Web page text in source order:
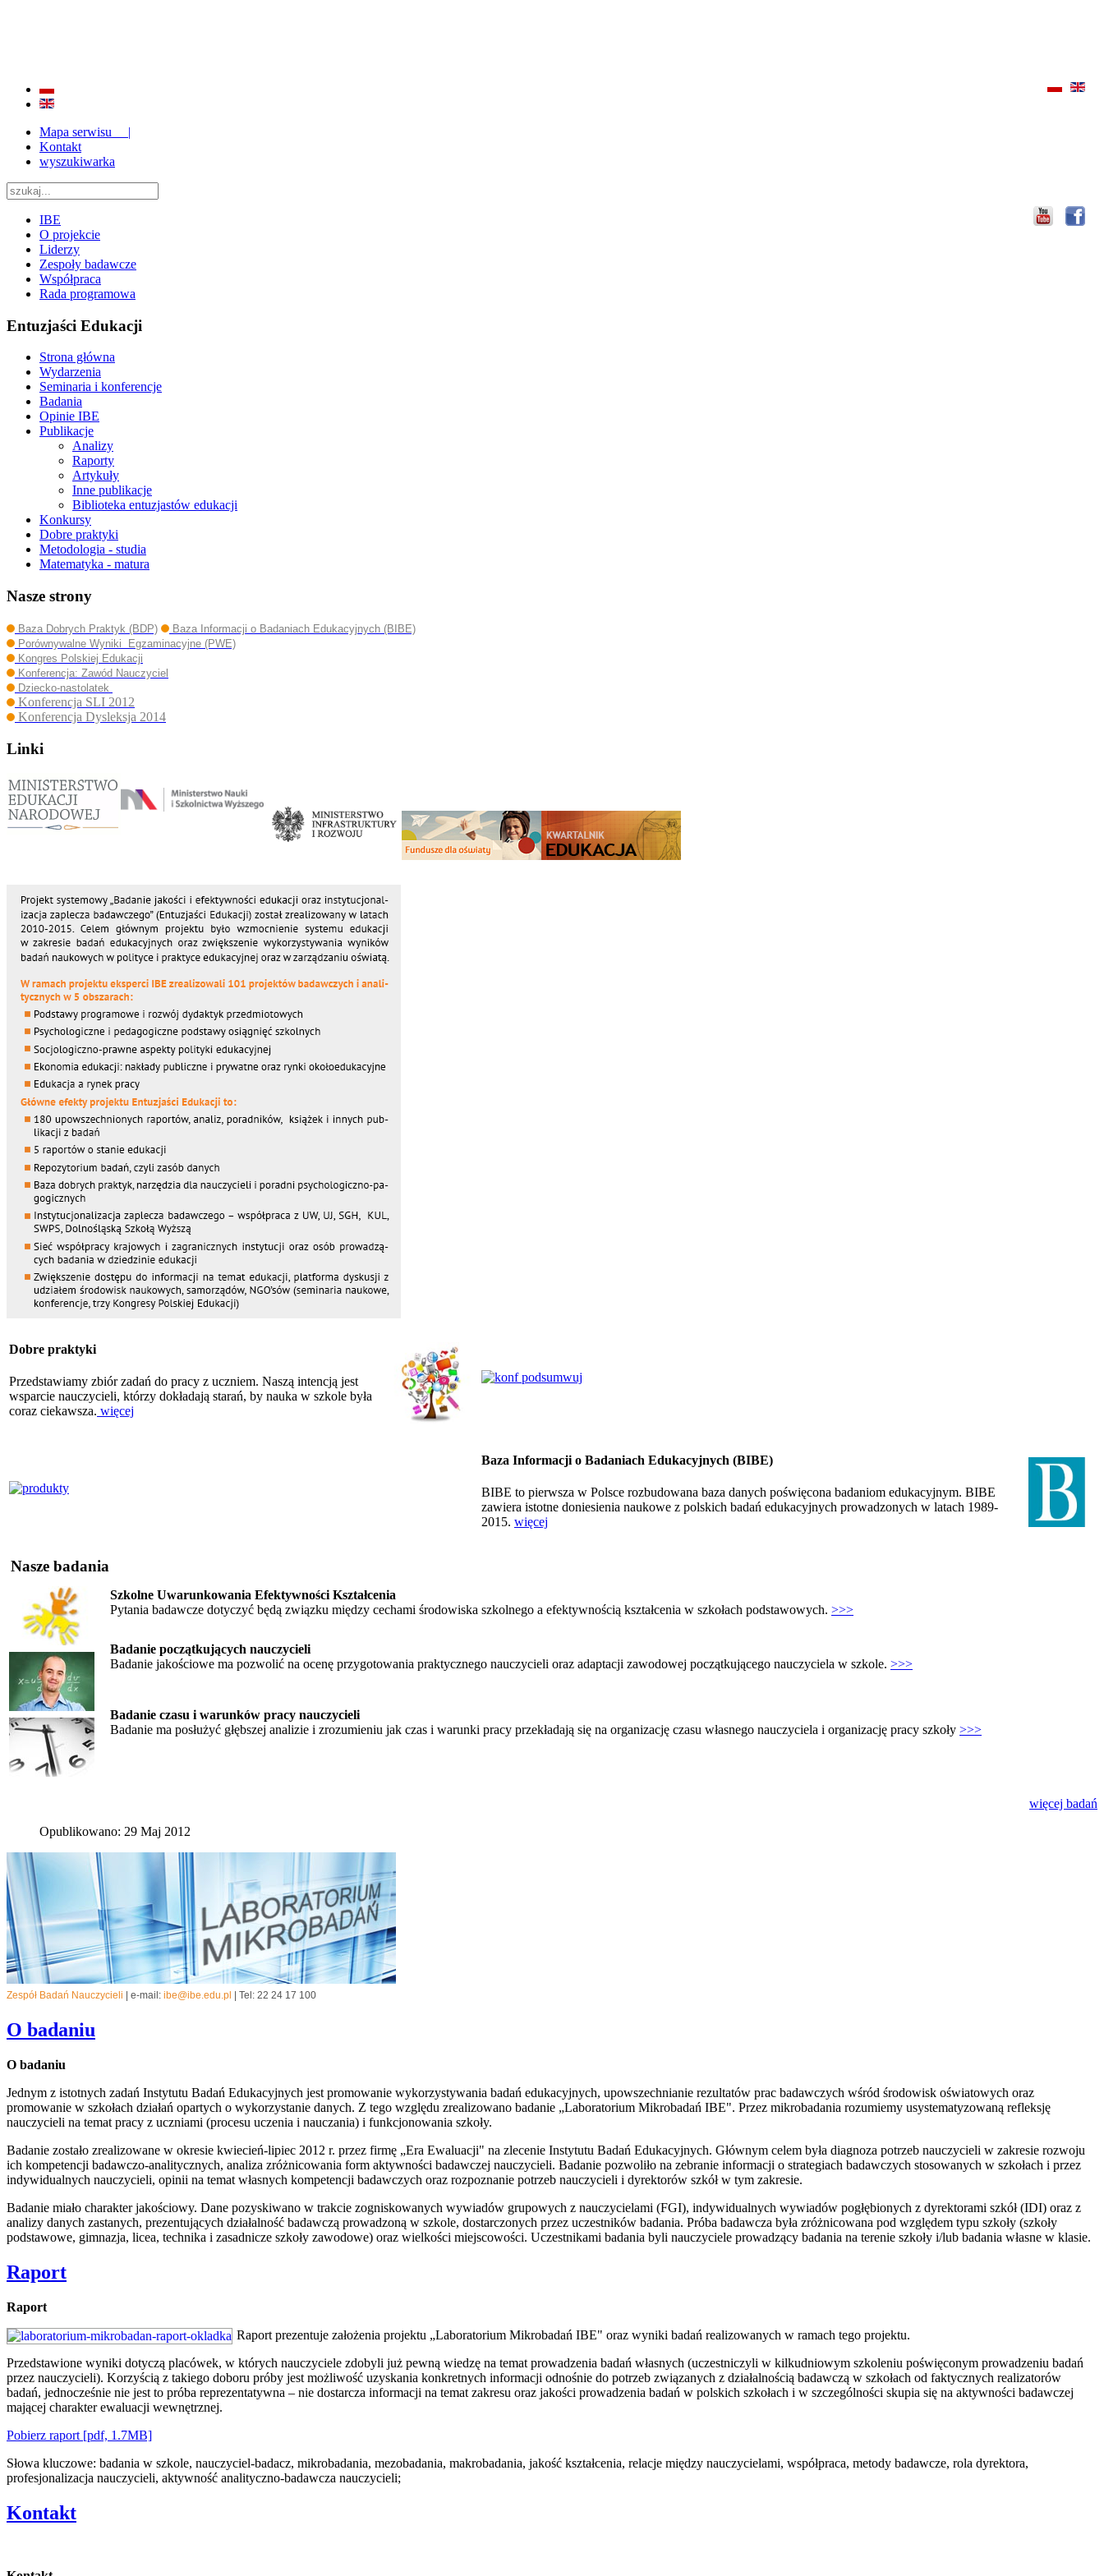
Mapa serwisu |
Kontakt
wyszukiwarka
IBE
O projekcie
Liderzy
Zespoły badawcze
Współpraca
Rada programowa
Entuzjaści Edukacji
Strona główna
Wydarzenia
Seminaria i konferencje
Badania
Opinie IBE
Publikacje
Analizy
Raporty
Artykuły
Inne publikacje
Biblioteka entuzjastów edukacji
Konkursy
Dobre praktyki
Metodologia - studia
Matematyka - matura
Nasze strony
Baza Dobrych Praktyk (BDP)
Baza Informacji o Badaniach Edukacyjnych (BIBE)
Porównywalne Wyniki Egzaminacyjne (PWE)
Kongres Polskiej Edukacji
Konferencja: Zawód Nauczyciel
Dziecko-nastolatek
Konferencja SLI 2012
Konferencja Dysleksja 2014
Linki
Dobre praktyki
Przedstawiamy zbiór zadań do pracy z uczniem. Naszą intencją jest
wsparcie nauczycieli, którzy dokładają starań, by nauka w szkole była
coraz ciekawsza. więcej
Baza Informacji o Badaniach Edukacyjnych (BIBE)
BIBE to pierwsza w Polsce rozbudowana baza danych poświęcona badaniom edukacyjnym. BIBE
zawiera istotne doniesienia naukowe z polskich badań edukacyjnych prowadzonych w latach 1989-
2015. więcej
Nasze badania
Szkolne Uwarunkowania Efektywności Kształcenia
Pytania badawcze dotyczyć będą związku między cechami środowiska szkolnego a efektywnością kształcenia w szkołach podstawowych. >>>
Badanie początkujących nauczycieli
Badanie jakościowe ma pozwolić na ocenę przygotowania praktycznego nauczycieli oraz adaptacji zawodowej początkującego nauczyciela w szkole. >>>
Badanie czasu i warunków pracy nauczycieli
Badanie ma posłużyć głębszej analizie i zrozumieniu jak czas i warunki pracy przekładają się na organizację czasu własnego nauczyciela i organizację pracy szkoły >>>
więcej badań
Opublikowano: 29 Maj 2012
Zespół Badań Nauczycieli | e-mail: ibe@ibe.edu.pl | Tel: 22 24 17 100
O badaniu
O badaniu
Jednym z istotnych zadań Instytutu Badań Edukacyjnych jest promowanie wykorzystywania badań edukacyjnych, upowszechnianie rezultatów prac badawczych wśród środowisk oświatowych oraz
promowanie w szkołach działań opartych o wykorzystanie danych. Z tego względu zrealizowano badanie „Laboratorium Mikrobadań IBE". Przez mikrobadania rozumiemy usystematyzowaną refleksję
nauczycieli na temat pracy z uczniami (procesu uczenia i nauczania) i funkcjonowania szkoły.
Badanie zostało zrealizowane w okresie kwiecień-lipiec 2012 r. przez firmę „Era Ewaluacji" na zlecenie Instytutu Badań Edukacyjnych. Głównym celem była diagnoza potrzeb nauczycieli w zakresie rozwoju
ich kompetencji badawczo-analitycznych, analiza zróżnicowania form aktywności badawczej nauczycieli. Badanie pozwoliło na zebranie informacji o strategiach badawczych stosowanych w szkołach i przez
indywidualnych nauczycieli, opinii na temat własnych kompetencji badawczych oraz rozpoznanie potrzeb nauczycieli i dyrektorów szkół w tym zakresie.
Badanie miało charakter jakościowy. Dane pozyskiwano w trakcie zogniskowanych wywiadów grupowych z nauczycielami (FGI), indywidualnych wywiadów pogłębionych z dyrektorami szkół (IDI) oraz z
analizy danych zastanych, prezentujących działalność badawczą prowadzoną w szkole, dostarczonych przez uczestników badania. Próba badawcza była zróżnicowana pod względem typu szkoły (szkoły
podstawowe, gimnazja, licea, technika i zasadnicze szkoły zawodowe) oraz wielkości miejscowości. Uczestnikami badania byli nauczyciele prowadzący badania na terenie szkoły i/lub badania własne w klasie.
Raport
Raport
Raport prezentuje założenia projektu „Laboratorium Mikrobadań IBE" oraz wyniki badań realizowanych w ramach tego projektu.
Przedstawione wyniki dotyczą placówek, w których nauczyciele zdobyli już pewną wiedzę na temat prowadzenia badań własnych (uczestniczyli w kilkudniowym szkoleniu poświęconym prowadzeniu badań
przez nauczycieli). Korzyścią z takiego doboru próby jest możliwość uzyskania konkretnych informacji odnośnie do potrzeb związanych z działalnością badawczą w szkołach od faktycznych realizatorów
badań, jednocześnie nie jest to próba reprezentatywna – nie dostarcza informacji na temat zakresu oraz jakości prowadzenia badań w polskich szkołach i w szczególności skupia się na aktywności badawczej
mającej charakter ewaluacji wewnętrznej.
Pobierz raport [pdf, 1.7MB]
Słowa kluczowe: badania w szkole, nauczyciel-badacz, mikrobadania, mezobadania, makrobadania, jakość kształcenia, relacje między nauczycielami, współpraca, metody badawcze, rola dyrektora,
profesjonalizacja nauczycieli, aktywność analityczno-badawcza nauczycieli;
Kontakt